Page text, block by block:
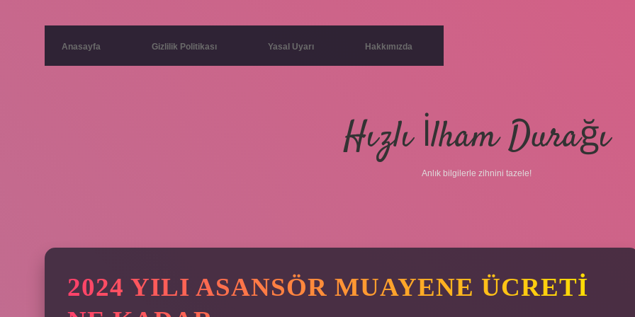
Anasayfa Gizlilik Politikası Yasal Uyarı Hakkımızda
Hızlı İlham Durağı
Anlık bilgilerle zihnini tazele!
2024 YILI ASANSÖR MUAYENE ÜCRETI